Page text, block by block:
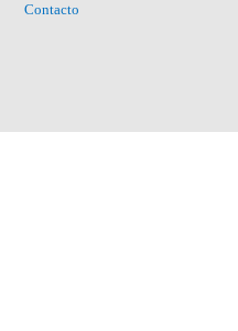
Contacto